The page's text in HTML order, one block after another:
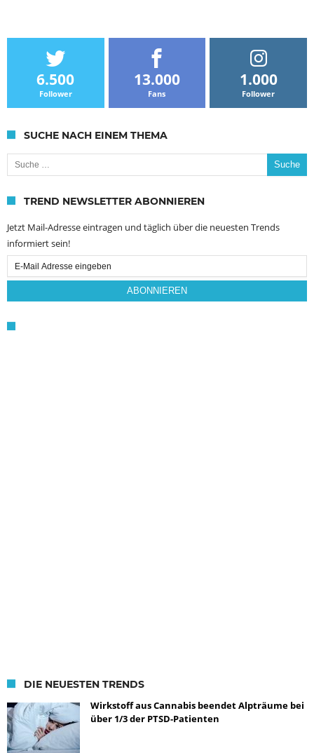
6.500
Follower
13.000
Fans
1.000
Follower
SUCHE NACH EINEM THEMA
Suche nach:
TREND NEWSLETTER ABONNIEREN
Jetzt Mail-Adresse eintragen und täglich über die neuesten Trends
informiert sein!
Email
Subscription
ABONNIEREN
DIE NEUESTEN TRENDS
Wirkstoff aus Cannabis beendet Alpträume bei
über 1/3 der PTSD-Patienten